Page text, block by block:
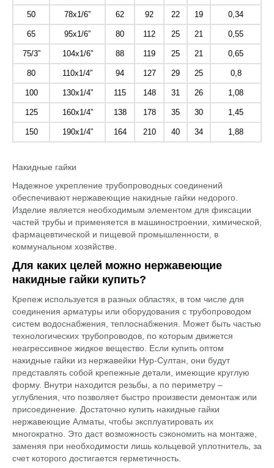
50 78x1/6” 62 92 22 19 0,34
65 95x1/6” 80 112 25 21 0,55
75/3” 104x1/6” 88 119 25 21 0,65
80 110x1/4” 94 127 29 25 0,8
100 130x1/4” 115 148 31 26 1,08
125 160x1/4” 138 178 35 30 1,45
150 190x1/4” 164 210 40 34 1,88
Накидные гайки
Надежное укрепление трубопроводных соединений
обеспечивают нержавеющие накидные гайки недорого.
Изделие является необходимым элементом для фиксации
частей трубы и применяется в машиностроении, химической,
фармацевтической и пищевой промышленности, в
коммунальном хозяйстве.
Для каких целей можно нержавеющие
накидные гайки купить?
Крепеж используется в разных областях, в том числе для
соединения арматуры или оборудования с трубопроводом
систем водоснабжения, теплоснабжения. Может быть частью
технологических трубопроводов, по которым движется
неагрессивное жидкое вещество. Если купить оптом
накидные гайки из нержавейки Нур-Султан, они будут
представлять собой крепежные детали, имеющие круглую
форму. Внутри находится резьбы, а по периметру –
углубления, что позволяет быстро произвести демонтаж или
присоединение. Достаточно купить накидные гайки
нержавеющие Алматы, чтобы эксплуатировать их
многократно. Это даст возможность сэкономить на монтаже,
заменяя при необходимости лишь кольцевой уплотнитель, за
счет которого достигается герметичность.